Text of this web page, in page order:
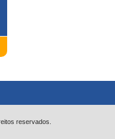
reservados.